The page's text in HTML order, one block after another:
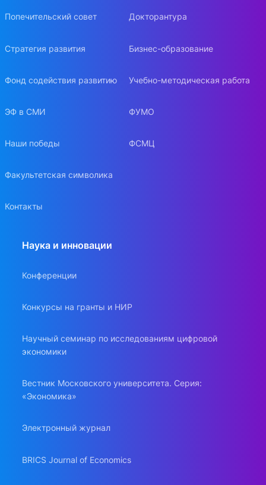
Попечительский совет
Стратегия развития
Фонд содействия развитию
ЭФ в СМИ
Наши победы
Факультетская символика
Контакты
Докторантура
Бизнес-образование
Учебно-методическая работа
ФУМО
ФСМЦ
Наука и инновации
Конференции
Конкурсы на гранты и НИР
Научный семинар по исследованиям цифровой
экономики
Вестник Московского университета. Серия:
«Экономика»
Электронный журнал
BRICS Journal of Economics